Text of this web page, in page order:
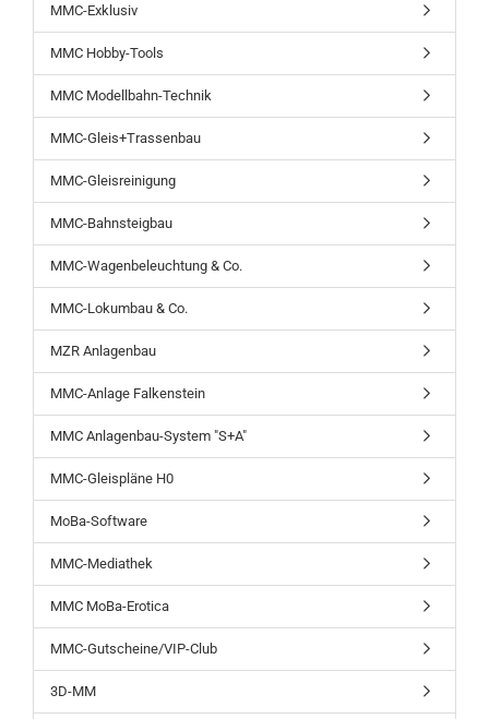
MMC-Exklusiv
MMC Hobby-Tools
MMC Modellbahn-Technik
MMC-Gleis+Trassenbau
MMC-Gleisreinigung
MMC-Bahnsteigbau
MMC-Wagenbeleuchtung & Co.
MMC-Lokumbau & Co.
MZR Anlagenbau
MMC-Anlage Falkenstein
MMC Anlagenbau-System "S+A"
MMC-Gleispläne H0
MoBa-Software
MMC-Mediathek
MMC MoBa-Erotica
MMC-Gutscheine/VIP-Club
3D-MM